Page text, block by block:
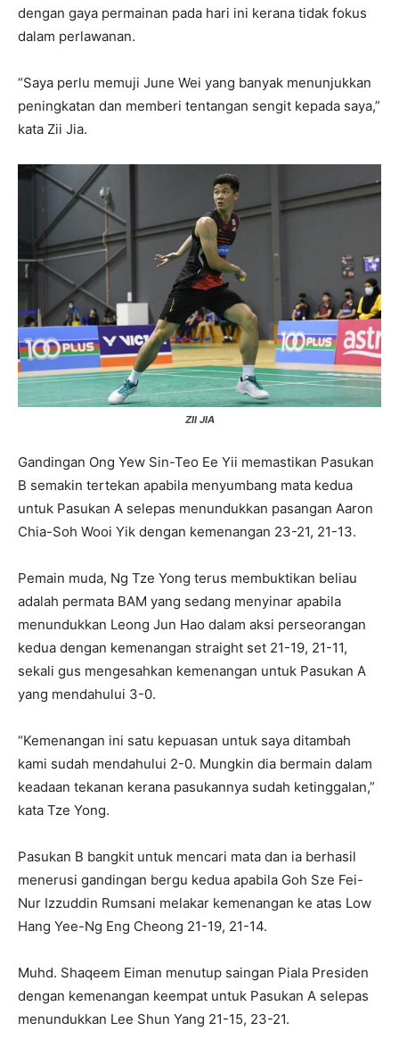
dengan gaya permainan pada hari ini kerana tidak fokus
dalam perlawanan.
“Saya perlu memuji June Wei yang banyak menunjukkan
peningkatan dan memberi tentangan sengit kepada saya,”
kata Zii Jia.
ZII JIA
Gandingan Ong Yew Sin-Teo Ee Yii memastikan Pasukan
B semakin tertekan apabila menyumbang mata kedua
untuk Pasukan A selepas menundukkan pasangan Aaron
Chia-Soh Wooi Yik dengan kemenangan 23-21, 21-13.
Pemain muda, Ng Tze Yong terus membuktikan beliau
adalah permata BAM yang sedang menyinar apabila
menundukkan Leong Jun Hao dalam aksi perseorangan
kedua dengan kemenangan straight set 21-19, 21-11,
sekali gus mengesahkan kemenangan untuk Pasukan A
yang mendahului 3-0.
“Kemenangan ini satu kepuasan untuk saya ditambah
kami sudah mendahului 2-0. Mungkin dia bermain dalam
keadaan tekanan kerana pasukannya sudah ketinggalan,”
kata Tze Yong.
Pasukan B bangkit untuk mencari mata dan ia berhasil
menerusi gandingan bergu kedua apabila Goh Sze Fei-
Nur Izzuddin Rumsani melakar kemenangan ke atas Low
Hang Yee-Ng Eng Cheong 21-19, 21-14.
Muhd. Shaqeem Eiman menutup saingan Piala Presiden
dengan kemenangan keempat untuk Pasukan A selepas
menundukkan Lee Shun Yang 21-15, 23-21.